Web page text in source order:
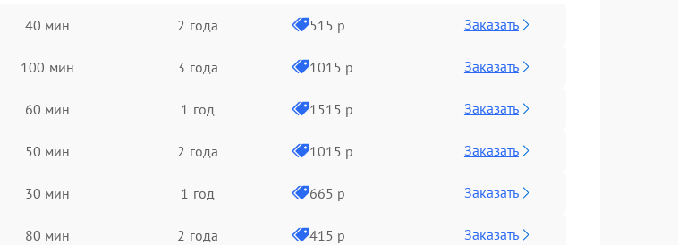
40 мин 2 года 515 р Заказать
100 мин 3 года 1015 р Заказать
60 мин 1 год 1515 р Заказать
50 мин 2 года 1015 р Заказать
30 мин 1 год 665 р Заказать
80 мин 2 года 415 р Заказать